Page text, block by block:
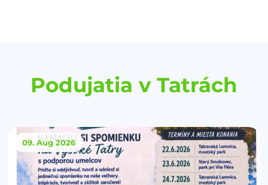
Podujatia v Tatrách
09. Aug 2026